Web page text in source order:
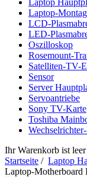
Laptop
Laptop-
LCD-
LED-
Oszilloskop
Rosemount-
Satelliten-TV-
Sensor
Server
Servoantriebe
Sony TV-Karte
Toshiba
Ihr Warenkorb ist leer
Startseite / Laptop
Laptop-